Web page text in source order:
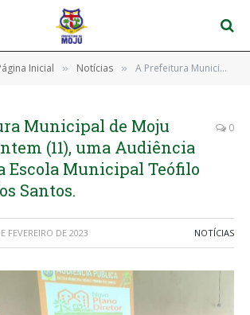
Inicial » Notícias » A Prefeitura Municipal de Moju realizou ontem (11), uma Audiência Pública na Escola Municipal Teófilo Ferreira dos Santos.
Municipal de Moju
(11), uma Audiência
Escola Municipal Teófilo
Santos.
0
FEVEREIRO DE 2023 NOTÍCIAS